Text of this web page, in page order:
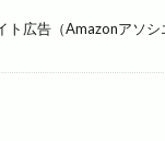
ト広告（Amazonアソ